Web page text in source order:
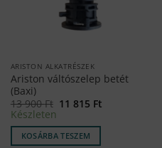
ARISTON ALKATRÉSZEK
Ariston váltószelep betét
(Baxi)
13 900Ft Original
13
900 Ft.
11 815 FtCurrent
Készleten
KOSÁRBA TESZEM